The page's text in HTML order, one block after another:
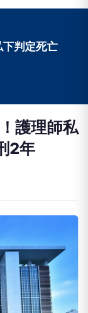
下判定死亡
護理師私
2年